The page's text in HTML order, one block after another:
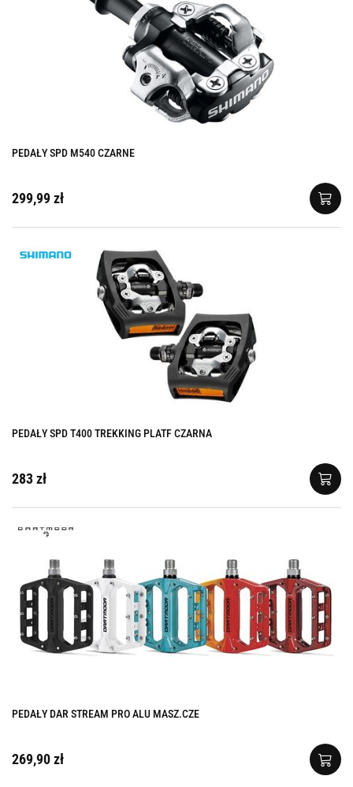
PEDAŁY SPD M540 CZARNE
299,99 zł
PEDAŁY SPD T400 TREKKING PLATF CZARNA
283 zł
PEDAŁY DAR STREAM PRO ALU MASZ.CZE
269,90 zł